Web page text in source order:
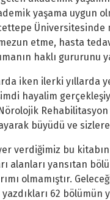
yaşama uygun
Üniversitesinde
etme, hasta
haklı gururunu
iken ilerki yıllarda
hayalim
Rehabilitasyon
büyüdü ve
verdiğimiz bu
alanları yansıtan
olmamıştır.
62 bölümün